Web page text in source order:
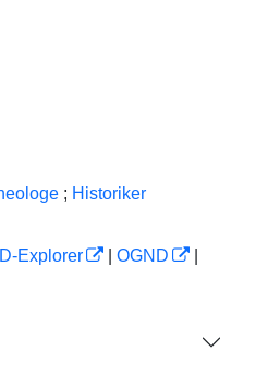
; Historiker
Explorer OGND